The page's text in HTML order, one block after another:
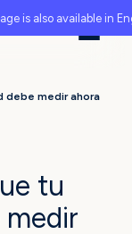
is also available in
debe medir ahora
tu
medir